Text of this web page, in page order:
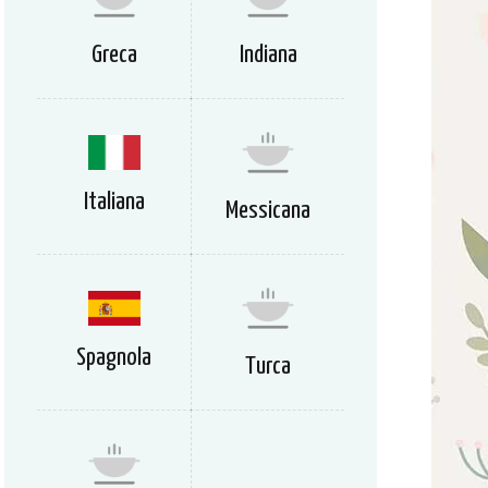
Greca Indiana
Italiana Messicana
Spagnola Turca